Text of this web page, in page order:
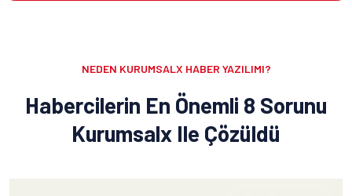
NEDEN KURUMSALX HABER YAZILIMI?
Habercilerin En Önemli 8 Sorunu
Kurumsalx Ile Çözüldü